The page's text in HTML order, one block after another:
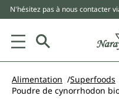
principal
N'hésitez pas à nous contacter
Alimentation Superfoods